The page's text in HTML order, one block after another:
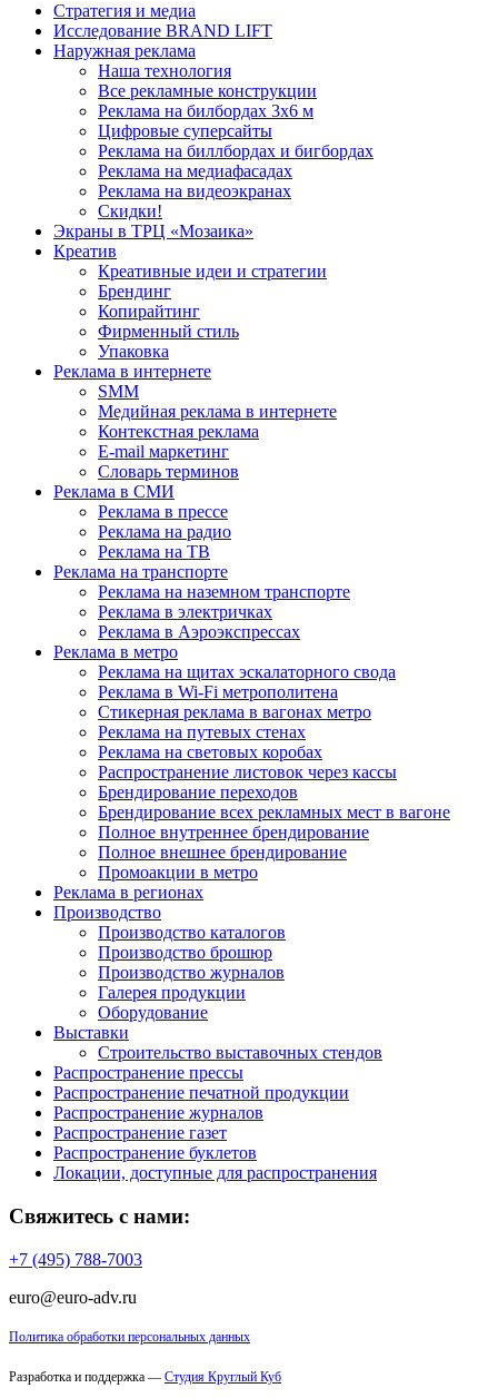
Стратегия и медиа
Исследование BRAND LIFT
Наружная реклама
Наша технология
Все рекламные конструкции
Реклама на билбордах 3х6 м
Цифровые суперсайты
Реклама на биллбордах и бигбордах
Реклама на медиафасадах
Реклама на видеоэкранах
Скидки!
Экраны в ТРЦ «Мозаика»
Креатив
Креативные идеи и стратегии
Брендинг
Копирайтинг
Фирменный стиль
Упаковка
Реклама в интернете
SMM
Медийная реклама в интернете
Контекстная реклама
E-mail маркетинг
Словарь терминов
Реклама в СМИ
Реклама в прессе
Реклама на радио
Реклама на ТВ
Реклама на транспорте
Реклама на наземном транспорте
Реклама в электричках
Реклама в Аэроэкспрессах
Реклама в метро
Реклама на щитах эскалаторного свода
Реклама в Wi-Fi метрополитена
Стикерная реклама в вагонах метро
Реклама на путевых стенах
Реклама на световых коробах
Распространение листовок через кассы
Брендирование переходов
Брендирование всех рекламных мест в вагоне
Полное внутреннее брендирование
Полное внешнее брендирование
Промоакции в метро
Реклама в регионах
Производство
Производство каталогов
Производство брошюр
Производство журналов
Галерея продукции
Оборудование
Выставки
Строительство выставочных стендов
Распространение прессы
Распространение печатной продукции
Распространение журналов
Распространение газет
Распространение буклетов
Локации, доступные для распространения
Свяжитесь с нами:
+7 (495) 788-7003
euro@euro-adv.ru
Политика обработки персональных данных
Разработка и поддержка — Студия Круглый Куб